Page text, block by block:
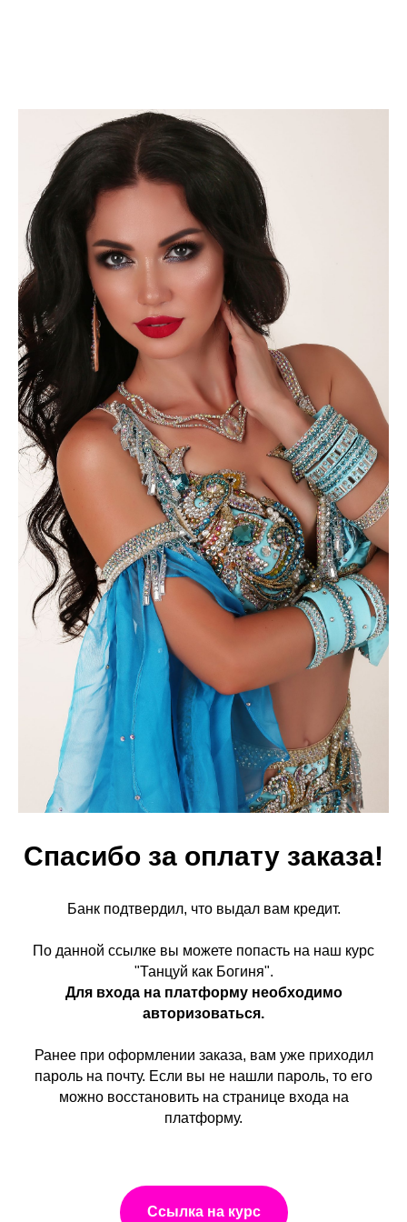
Спасибо за оплату заказа!
Банк подтвердил, что выдал вам кредит.
По данной ссылке вы можете попасть на наш курс
"Танцуй как Богиня".
Для входа на платформу необходимо
авторизоваться.
Ранее при оформлении заказа, вам уже приходил
пароль на почту. Если вы не нашли пароль, то его
можно восстановить на странице входа на
платформу.
Ссылка на курс